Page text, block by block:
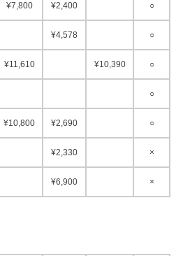
¥7,800 ¥2,400 ○
¥4,578 ○
¥11,610 ¥10,390 ○
○
¥10,800 ¥2,690 ○
¥2,330 ×
¥6,900 ×